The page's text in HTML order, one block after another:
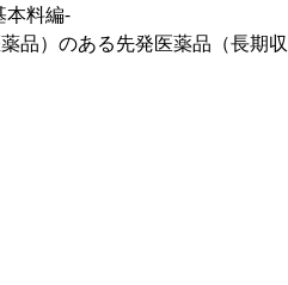
本料編-
品）のある先発医薬品（長期収